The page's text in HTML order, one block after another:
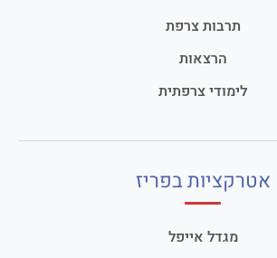
תרבות צרפת
הרצאות
לימודי צרפתית
אטרקציות בפריז
מגדל אייפל